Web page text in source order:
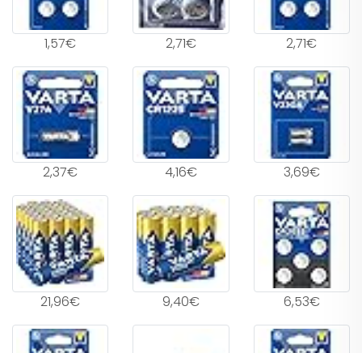
1,57€ 2,71€ 2,71€
2,37€ 4,16€ 3,69€
21,96€ 9,40€ 6,53€